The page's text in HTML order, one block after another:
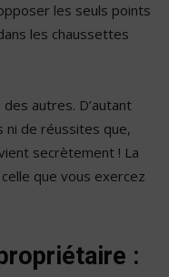
les seuls points
les chaussettes
autres. D’autant
ni de réussites que,
secrètement ! La
que vous exercez
: